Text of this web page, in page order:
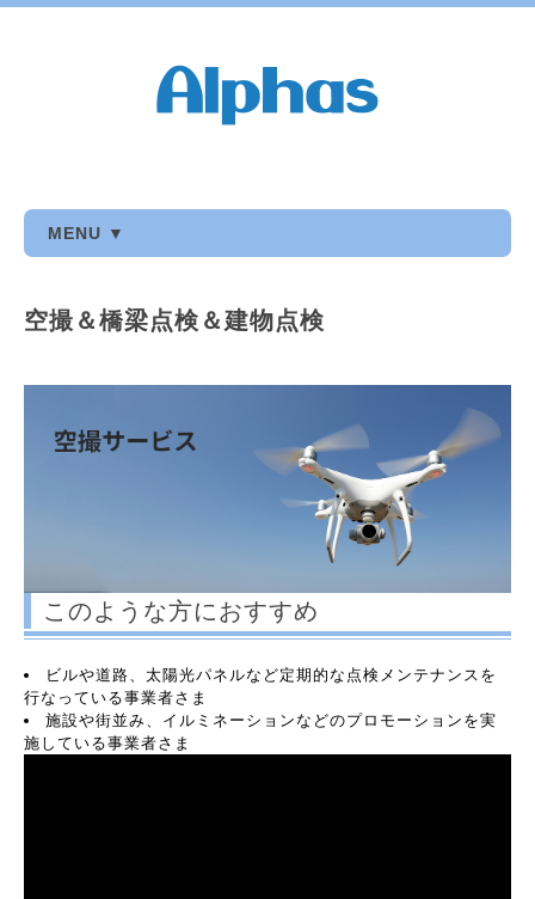
MENU ▼
空撮＆橋梁点検＆建物点検
このような方におすすめ
ビルや道路、太陽光パネルなど定期的な点検メンテナンスを
行なっている事業者さま
施設や街並み、イルミネーションなどのプロモーションを実
施している事業者さま